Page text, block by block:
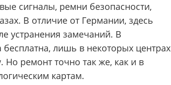
сигналы, ремни безопасности,
В отличие от Германии, здесь
устранения замечаний. В
лишь в некоторых центрах
Но ремонт точно так же, как и в
картам.